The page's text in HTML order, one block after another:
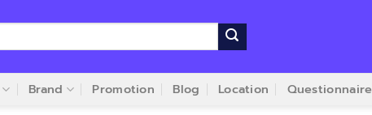
Brand Promotion Blog Location Questionnaire